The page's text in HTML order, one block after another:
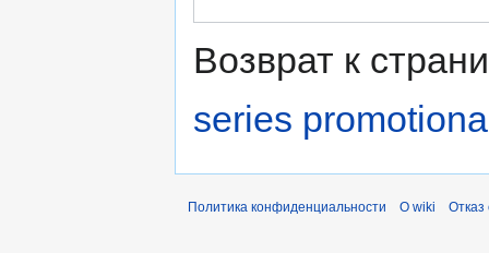
Возврат к
series
Политика конфиденциальности О wiki Отказ